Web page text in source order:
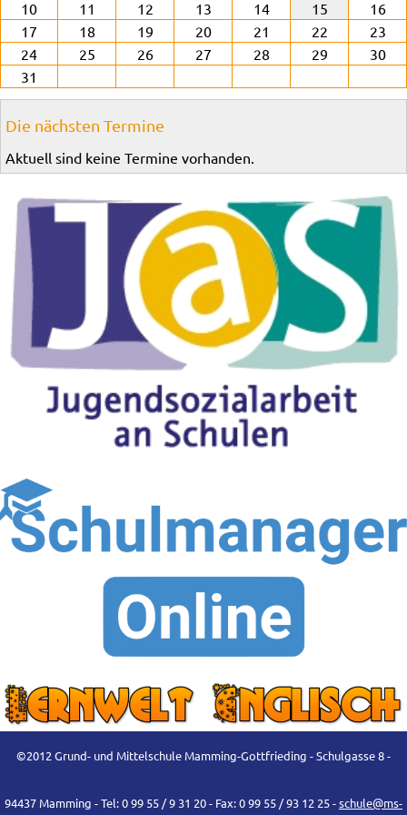
10
11 12 13 14 15
16
17
18 19 20 21 22
23
24
25 26 27 28 29
30
31
Die nächsten Termine
Aktuell sind keine Termine vorhanden.
©2012 Grund- und Mittelschule Mamming-Gottfrieding - Schulgasse 8 -
94437 Mamming - Tel: 0 99 55 / 9 31 20 - Fax: 0 99 55 / 93 12 25 -schule@ms-